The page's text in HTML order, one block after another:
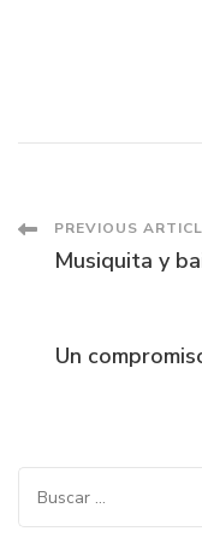
Post
PREVIOUS
Musiquita y
Un
Buscar: